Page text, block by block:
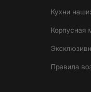
Кухни
Корпусная
Правила